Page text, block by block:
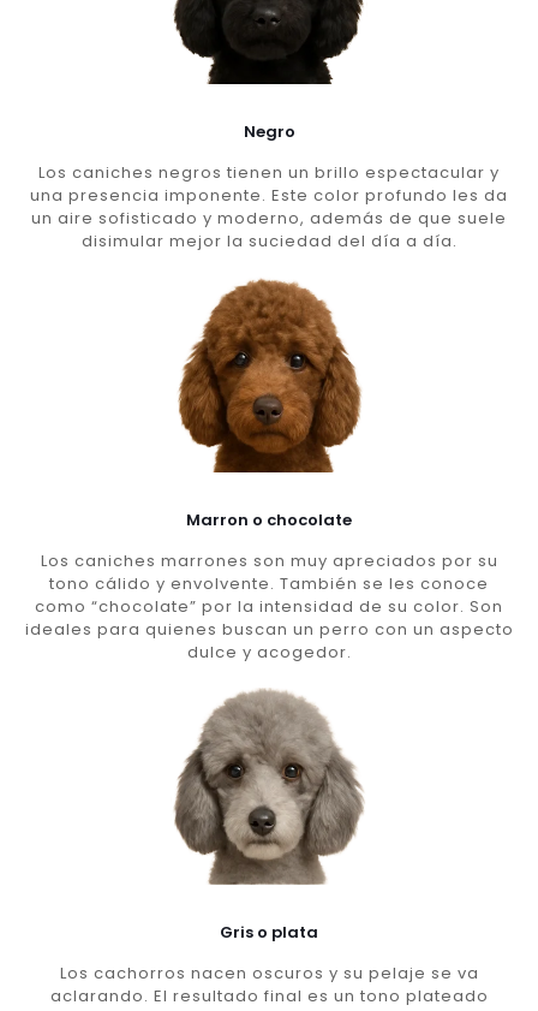
Negro
Los caniches negros tienen un brillo espectacular y
una presencia imponente. Este color profundo les da
un aire sofisticado y moderno, además de que suele
disimular mejor la suciedad del día a día.
Marron o chocolate
Los caniches marrones son muy apreciados por su
tono cálido y envolvente. También se les conoce
como “chocolate” por la intensidad de su color. Son
ideales para quienes buscan un perro con un aspecto
dulce y acogedor.
Gris o plata
Los cachorros nacen oscuros y su pelaje se va
aclarando. El resultado final es un tono plateado